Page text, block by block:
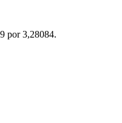
por 3,28084.